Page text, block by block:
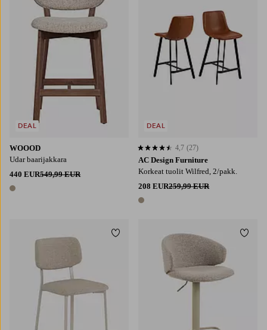
WOOOD
Udar baarijakkara
440 EUR549,99 EUR
1 väri
DEAL
AC Design Furniture
Korkeat tuolit Wilfred, 2/pakk.
208 EUR259,99 EUR
1 väri
4,7 perustuen 27 arvosanaan
4,7 (27)
DEAL
Lisää suosikkeihin